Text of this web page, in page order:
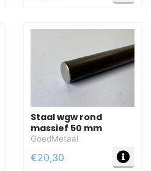
MEER INFO
Staal wgw rond
massief 50 mm
GoedMetaal
€20,30